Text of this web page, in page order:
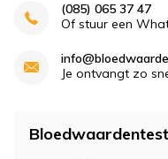
(085) 065 37 47
Of stuur een
Je ontvangt zo
Bloedwaardentest